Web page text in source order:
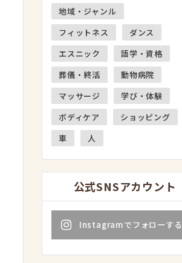
地域・ジャンル
フィットネス
ダンス
エスニック
語学・資格
葬儀・終活
動物病院
マッサージ
学び・体験
ボディケア
ショッピング
車
人
公式SNSアカウント
Instagramでフォローする